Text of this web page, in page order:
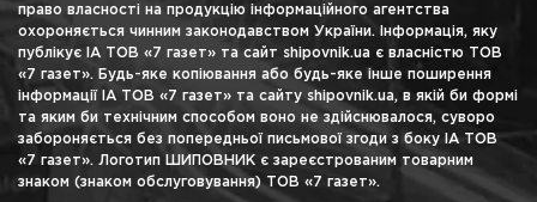
право власності на продукцію інформаційного агентства
охороняється чинним законодавством України. Інформація, яку
публікує ІА ТОВ «7 газет» та сайт shipovnik.ua є власністю ТОВ
«7 газет». Будь-яке копіювання або будь-яке інше поширення
інформації ІА ТОВ «7 газет» та сайту shipovnik.ua, в якій би формі
та яким би технічним способом воно не здійснювалося, суворо
забороняється без попередньої письмової згоди з боку ІА ТОВ
«7 газет». Логотип ШИПОВНИК є зареєстрованим товарним
знаком (знаком обслуговування) ТОВ «7 газет».